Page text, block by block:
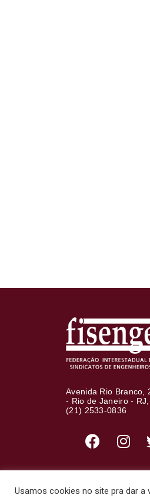
Avenida Rio Branco,
- Rio de Janeiro -
(21) 2533-0836
Usamos cookies no site pra dar a